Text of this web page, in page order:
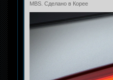
MBS. Сделано в Корее